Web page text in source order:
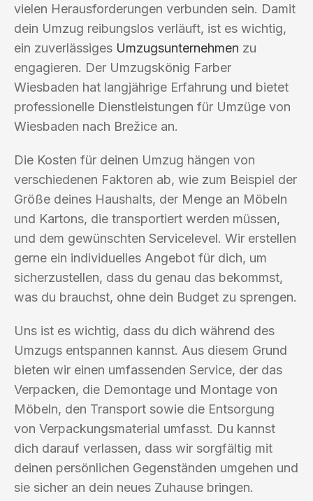
vielen Herausforderungen verbunden sein. Damit
dein Umzug reibungslos verläuft, ist es wichtig,
ein zuverlässiges Umzugsunternehmen zu
engagieren. Der Umzugskönig Farber
Wiesbaden hat langjährige Erfahrung und bietet
professionelle Dienstleistungen für Umzüge von
Wiesbaden nach Brežice an.
Die Kosten für deinen Umzug hängen von
verschiedenen Faktoren ab, wie zum Beispiel der
Größe deines Haushalts, der Menge an Möbeln
und Kartons, die transportiert werden müssen,
und dem gewünschten Servicelevel. Wir erstellen
gerne ein individuelles Angebot für dich, um
sicherzustellen, dass du genau das bekommst,
was du brauchst, ohne dein Budget zu sprengen.
Uns ist es wichtig, dass du dich während des
Umzugs entspannen kannst. Aus diesem Grund
bieten wir einen umfassenden Service, der das
Verpacken, die Demontage und Montage von
Möbeln, den Transport sowie die Entsorgung
von Verpackungsmaterial umfasst. Du kannst
dich darauf verlassen, dass wir sorgfältig mit
deinen persönlichen Gegenständen umgehen und
sie sicher an dein neues Zuhause bringen.